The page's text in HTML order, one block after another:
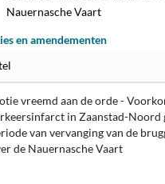
Nauernasche Vaart
en amendementen
vreemd aan de orde -
in Zaanstad-Noord
van vervanging van de
de Nauernasche Vaart